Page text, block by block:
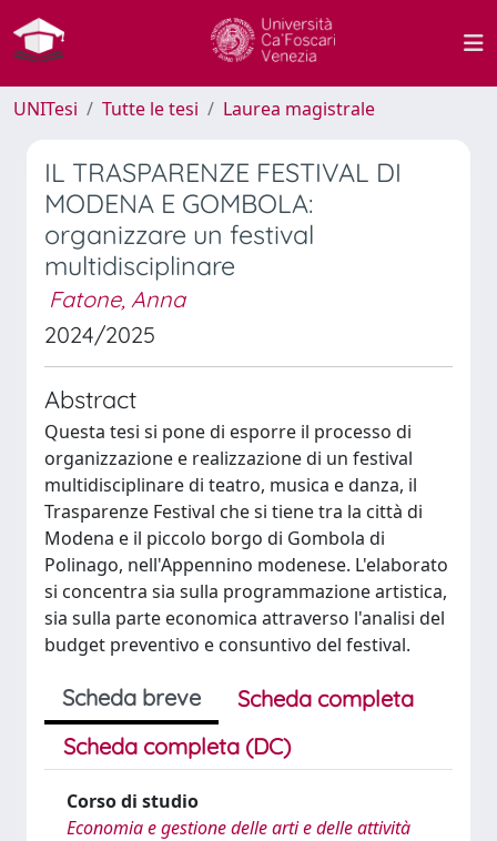
UNITesi Tutte le tesi Laurea magistrale
IL TRASPARENZE FESTIVAL DI
MODENA E GOMBOLA:
organizzare un festival
multidisciplinare
Fatone, Anna
2024/2025
Abstract
Questa tesi si pone di esporre il processo di
organizzazione e realizzazione di un festival
multidisciplinare di teatro, musica e danza, il
Trasparenze Festival che si tiene tra la città di
Modena e il piccolo borgo di Gombola di
Polinago, nell'Appennino modenese. L'elaborato
si concentra sia sulla programmazione artistica,
sia sulla parte economica attraverso l'analisi del
budget preventivo e consuntivo del festival.
Scheda breve
Scheda completa
Scheda completa (DC)
Corso di studio
Economia e gestione delle arti e delle attività